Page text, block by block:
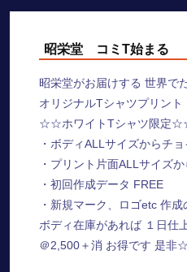
昭栄堂 コミT始まる
昭栄堂がお届けする 世界で
オリジナルTシャツプリント
☆☆ホワイトTシャツ限定
・ボディALLサイズからチョ
・プリント片面ALLサイズ
・初回作成データ FREE
・新規マーク、ロゴetc 作
ボディ在庫があれば １日仕
＠2,500＋消 お得です 是非☆